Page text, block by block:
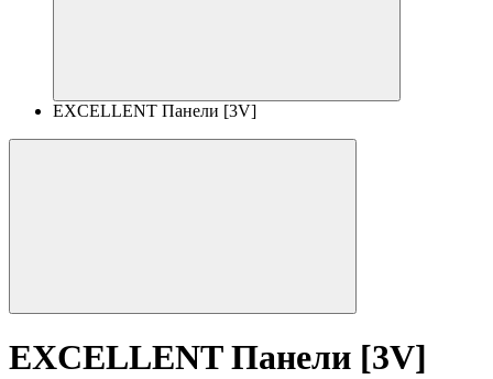
EXCELLENT Панели [3V]
EXCELLENT Панели [3V]